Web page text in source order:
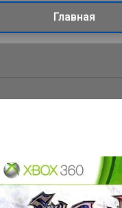
Главная